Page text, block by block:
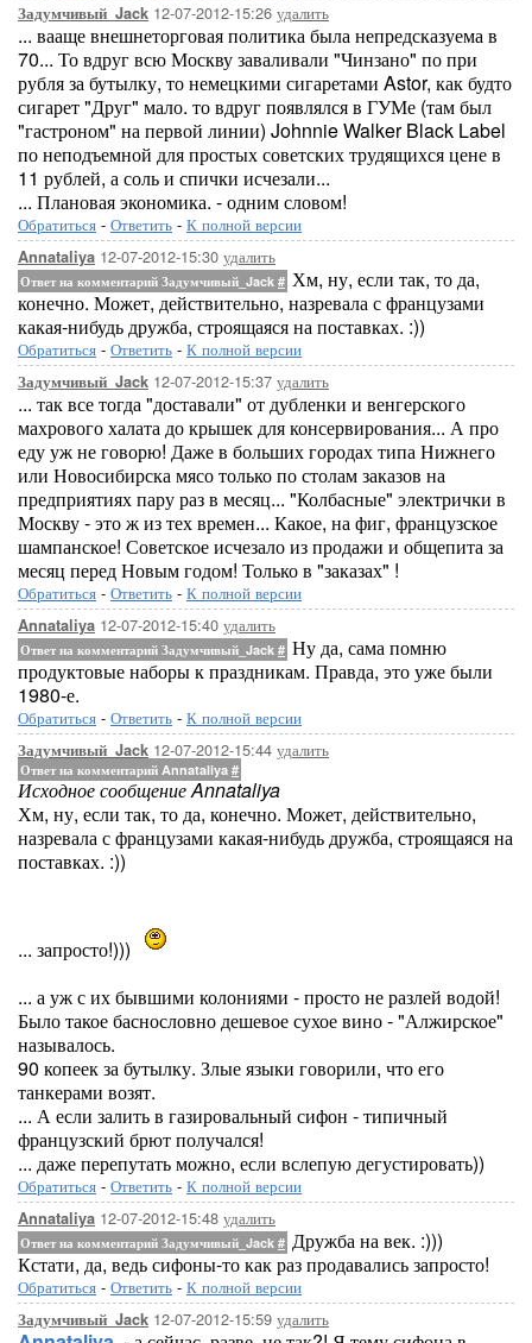
Задумчивый_Jack 12-07-2012-15:26 удалить
... вааще внешнеторговая политика была непредсказуема в
70... То вдруг всю Москву заваливали "Чинзано" по при
рубля за бутылку, то немецкими сигаретами Astor, как будто
сигарет "Друг" мало. то вдруг появлялся в ГУМе (там был
"гастроном" на первой линии) Johnnie Walker Black Label
по неподъемной для простых советских трудящихся цене в
11 рублей, а соль и спички исчезали...
... Плановая экономика. - одним словом!
Обратиться - Ответить - К полной версии
Annataliya 12-07-2012-15:30 удалить
Ответ на комментарий Задумчивый_Jack # Хм, ну, если так, то да,
конечно. Может, действительно, назревала с французами
какая-нибудь дружба, строящаяся на поставках. :))
Обратиться - Ответить - К полной версии
Задумчивый_Jack 12-07-2012-15:37 удалить
... так все тогда "доставали" от дубленки и венгерского
махрового халата до крышек для консервирования... А про
еду уж не говорю! Даже в больших городах типа Нижнего
или Новосибирска мясо только по столам заказов на
предприятиях пару раз в месяц... "Колбасные" электрички в
Москву - это ж из тех времен... Какое, на фиг, французское
шампанское! Советское исчезало из продажи и общепита за
месяц перед Новым годом! Только в "заказах" !
Обратиться - Ответить - К полной версии
Annataliya 12-07-2012-15:40 удалить
Ответ на комментарий Задумчивый_Jack # Ну да, сама помню
продуктовые наборы к праздникам. Правда, это уже были
1980-е.
Обратиться - Ответить - К полной версии
Задумчивый_Jack 12-07-2012-15:44 удалить
Ответ на комментарий Annataliya #
Исходное сообщение Annataliya
Хм, ну, если так, то да, конечно. Может, действительно,
назревала с французами какая-нибудь дружба, строящаяся на
поставках. :))
... запросто!)))
... а уж с их бывшими колониями - просто не разлей водой!
Было такое баснословно дешевое сухое вино - "Алжирское"
называлось.
90 копеек за бутылку. Злые языки говорили, что его
танкерами возят.
... А если залить в газировальный сифон - типичный
французский брют получался!
... даже перепутать можно, если вслепую дегустировать))
Обратиться - Ответить - К полной версии
Annataliya 12-07-2012-15:48 удалить
Ответ на комментарий Задумчивый_Jack # Дружба на век. :)))
Кстати, да, ведь сифоны-то как раз продавались запросто!
Обратиться - Ответить - К полной версии
Задумчивый_Jack 12-07-2012-15:59 удалить